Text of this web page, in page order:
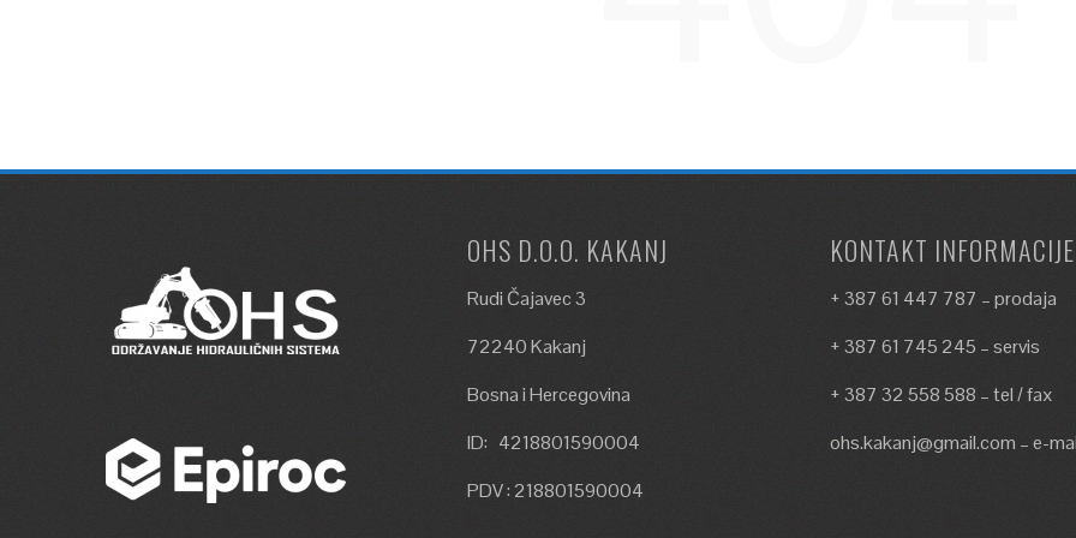
OHS D.O.O. KAKANJ
Rudi Čajavec 3
72240 Kakanj
Bosna i Hercegovina
ID: 4218801590004
PDV : 218801590004
KONTAKT INFORMACIJE
+ 387 61 447 787 – prodaja
+ 387 61 745 245 – servis
+ 387 32 558 588 – tel / fax
ohs.kakanj@gmail.com – e-